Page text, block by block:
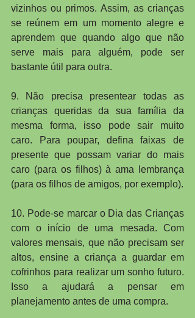
vizinhos ou primos. Assim, as crianças
se reúnem em um momento alegre e
aprendem que quando algo que não
serve mais para alguém, pode ser
bastante útil para outra.
9. Não precisa presentear todas as
crianças queridas da sua família da
mesma forma, isso pode sair muito
caro. Para poupar, defina faixas de
presente que possam variar do mais
caro (para os filhos) à ama lembrança
(para os filhos de amigos, por exemplo).
10. Pode-se marcar o Dia das Crianças
com o início de uma mesada. Com
valores mensais, que não precisam ser
altos, ensine a criança a guardar em
cofrinhos para realizar um sonho futuro.
Isso a ajudará a pensar em
planejamento antes de uma compra.